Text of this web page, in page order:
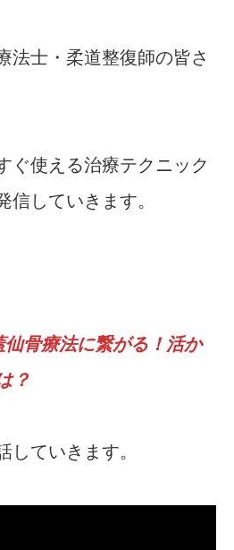
法士・柔道整復師の皆さ
ぐ使える治療テクニック
信していきます。
仙骨療法に繋がる！活か
？
していきます。